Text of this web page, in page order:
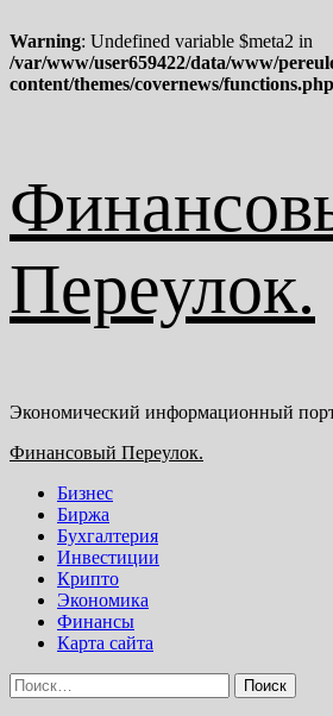
Warning: Undefined variable $meta2 in
/var/www/user659422/data/www/
content/themes/covernews/functions.php
к
содержимому
Переулок.
Экономический информационный
Основное
Финансовый Переулок.
Бизнес
Биржа
Бухгалтерия
Инвестиции
Крипто
Экономика
Финансы
Карта сайта
Найти: